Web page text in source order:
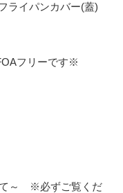
ライパンカバー(蓋)
フリーです※
て～ ※必ずご覧くだ